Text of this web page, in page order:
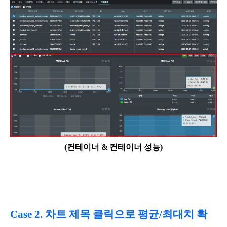
(컨테이너 & 컨테이너 성능)
Case 2. 차트 제목 클릭으로 평균/최대치 확